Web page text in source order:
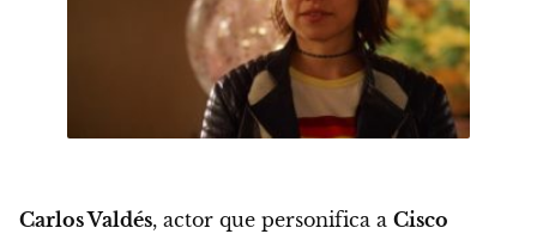
Carlos Valdés, actor que personifica a Cisco